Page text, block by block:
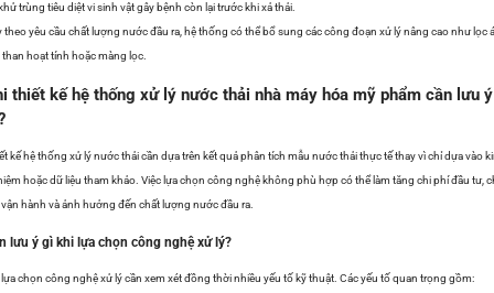
trùng tiêu diệt vi sinh vật gây bệnh còn lại trước khi xả thải.
theo yêu cầu chất lượng nước đầu ra, hệ thống có thể bổ sung các công đoạn xử lý nâng cao như lọc
than hoạt tính hoặc màng lọc.
thiết kế hệ thống xử lý nước thải nhà máy hóa mỹ phẩm cần lưu ý
kế hệ thống xử lý nước thải cần dựa trên kết quả phân tích mẫu nước thải thực tế thay vì chỉ dựa vào
hoặc dữ liệu tham khảo. Việc lựa chọn công nghệ không phù hợp có thể làm tăng chi phí đầu tư,
hành và ảnh hưởng đến chất lượng nước đầu ra.
lưu ý gì khi lựa chọn công nghệ xử lý?
lựa chọn công nghệ xử lý cần xem xét đồng thời nhiều yếu tố kỹ thuật. Các yếu tố quan trọng gồm: